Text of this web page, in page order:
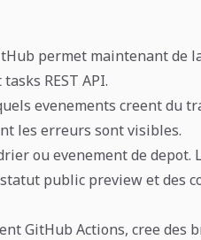
permet maintenant de
REST API.
evenements creent du
les erreurs sont visibles.
ou evenement de depot. L
public preview et des
GitHub Actions, cree des